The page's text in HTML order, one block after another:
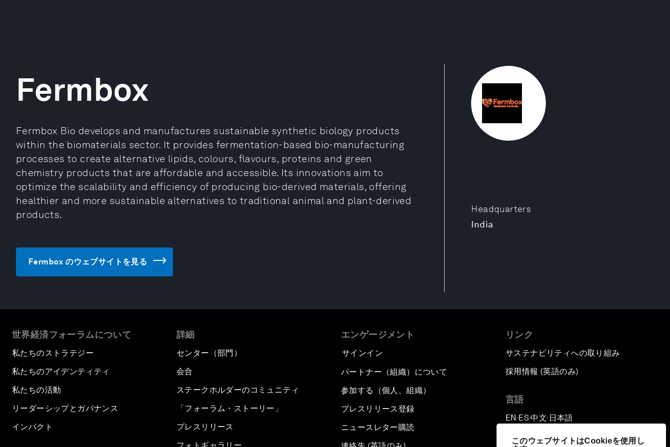
このウェブサイトはCookieを使用し
Headquarters
India
Fermbox
Fermbox Bio develops and manufactures sustainable synthetic biology products
within the biomaterials sector. It provides fermentation-based bio-manufacturing
processes to create alternative lipids, colours, flavours, proteins and green
chemistry products that are affordable and accessible. Its innovations aim to
optimize the scalability and efficiency of producing bio-derived materials, offering
healthier and more sustainable alternatives to traditional animal and plant-derived
products.
Fermbox のウェブサイトを見る
世界経済フォーラムについて
私たちのストラテジー
私たちのアイデンティティ
私たちの活動
リーダーシップとガバナンス
インパクト
詳細
センター（部門）
会合
ステークホルダーのコミュニティ
「フォーラム・ストーリー」
プレスリリース
エンゲージメント
サインイン
パートナー（組織）について
参加する（個人、組織）
プレスリリース登録
ニュースレター購読
リンク
サステナビリティへの取り組み
採用情報 (英語のみ)
言語
EN ▪ES▪中文▪ 日本語